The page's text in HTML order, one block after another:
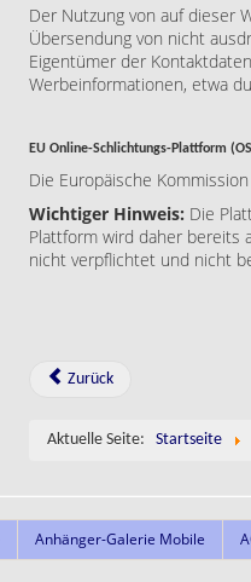
Der Nutzung von auf dieser
Übersendung von nicht
Eigentümer der
Werbeinformationen, etwa
EU Online-Schlichtungs-Plattform
Die Europäische
Wichtiger Hinweis: Die
Plattform wird daher bereits
nicht verpflichtet und nicht
Zurück
Aktuelle Seite: Startseite
Anhänger-Galerie Mobile